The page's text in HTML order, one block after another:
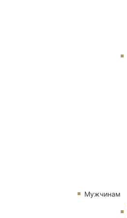
Мужчинам